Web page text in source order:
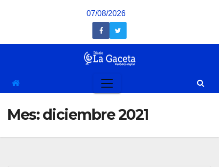
07/08/2026
Mes:diciembre 2021